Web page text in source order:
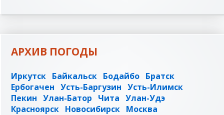
АРХИВ ПОГОДЫ
Иркутск Байкальск Бодайбо Братск
Ербогачен Усть-Баргузин Усть-Илимск
Пекин Улан-Батор Чита Улан-Удэ
Красноярск Новосибирск Москва